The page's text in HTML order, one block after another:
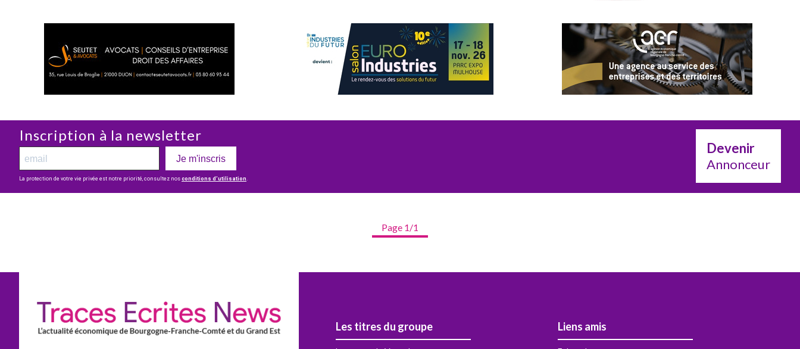
Inscription à la newsletter
Je m'inscris
La protection de votre vie privée est notre priorité, consultez nos conditions d’utilisation.
Devenir
Annonceur
Page 1/1
Les titres du groupe Liens amis